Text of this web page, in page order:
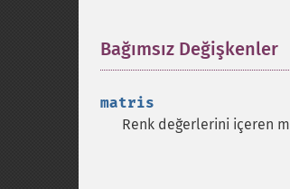
Bağımsız Değişkenler
matris
Renk değerlerini içeren